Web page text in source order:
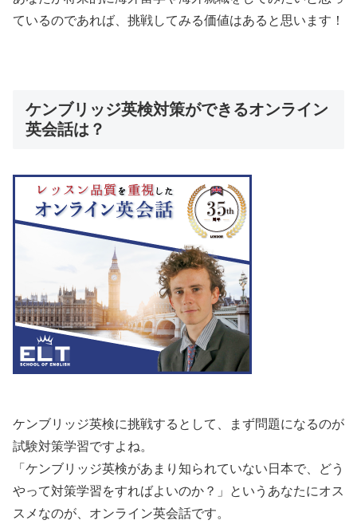
ているのであれば、挑戦してみる価値はあると思います！
ケンブリッジ英検対策ができるオンライン
英会話は？
ケンブリッジ英検に挑戦するとして、まず問題になるのが
試験対策学習ですよね。
「ケンブリッジ英検があまり知られていない日本で、どう
やって対策学習をすればよいのか？」というあなたにオス
スメなのが、オンライン英会話です。